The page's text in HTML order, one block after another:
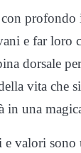
e far loro
dorsale
vita che
una
valori